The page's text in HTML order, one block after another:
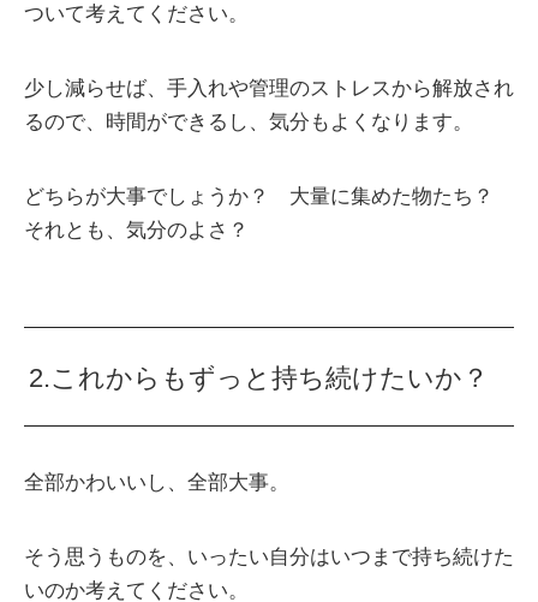
ついて考えてください。
少し減らせば、手入れや管理のストレスから解放され
るので、時間ができるし、気分もよくなります。
どちらが大事でしょうか？ 大量に集めた物たち？
それとも、気分のよさ？
2.これからもずっと持ち続けたいか？
全部かわいいし、全部大事。
そう思うものを、いったい自分はいつまで持ち続けた
いのか考えてください。